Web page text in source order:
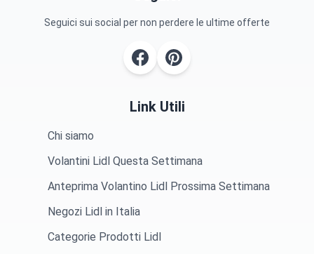
Seguici sui social per non perdere le ultime offerte
Link Utili
Chi siamo
Volantini Lidl Questa Settimana
Anteprima Volantino Lidl Prossima Settimana
Negozi Lidl in Italia
Categorie Prodotti Lidl